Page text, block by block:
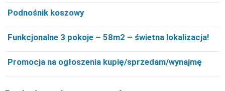
Podnośnik koszowy
Funkcjonalne 3 pokoje – 58m2 – świetna lokalizacja!
Promocja na ogłoszenia kupię/sprzedam/wynajmę